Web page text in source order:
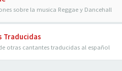
sobre la musica Reggae y Dancehall
Traducidas
otras cantantes traducidas al español